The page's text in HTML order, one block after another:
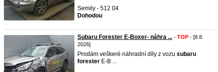
Semily - 512 04
Dohodou
Subaru Forester E-Boxer- náhra ... - TOP - [8.8.
2026]
Prodám veškeré náhradní díly z vozu subaru
forester E-B ...